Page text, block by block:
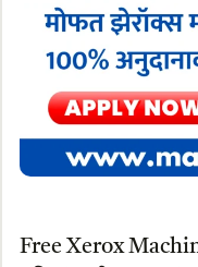
Free Xerox Machine